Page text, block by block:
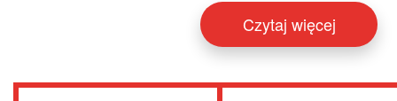
Czytaj więcej